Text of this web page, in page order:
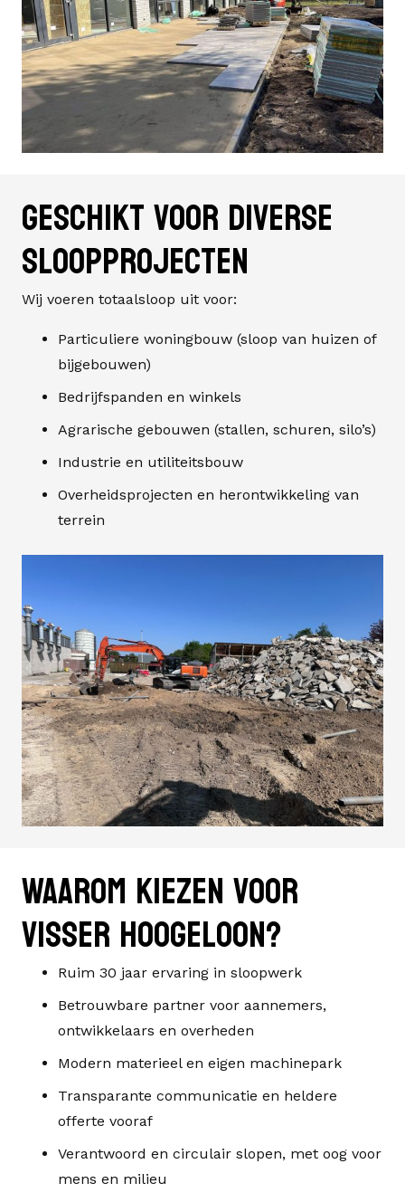
Geschikt voor diverse
sloopprojecten
Wij voeren totaalsloop uit voor:
Particuliere woningbouw (sloop van huizen of
bijgebouwen)
Bedrijfspanden en winkels
Agrarische gebouwen (stallen, schuren, silo’s)
Industrie en utiliteitsbouw
Overheidsprojecten en herontwikkeling van
terrein
Waarom kiezen voor
Visser Hoogeloon?
Ruim 30 jaar ervaring in sloopwerk
Betrouwbare partner voor aannemers,
ontwikkelaars en overheden
Modern materieel en eigen machinepark
Transparante communicatie en heldere
offerte vooraf
Verantwoord en circulair slopen, met oog voor
mens en milieu